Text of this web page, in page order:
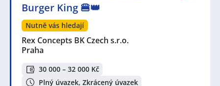
Burger King 🍔👑
Nutně vás hledají
Rex Concepts BK Czech s.r.o.
Praha
30 000 – 32 000 Kč
Plný úvazek, Zkrácený úvazek